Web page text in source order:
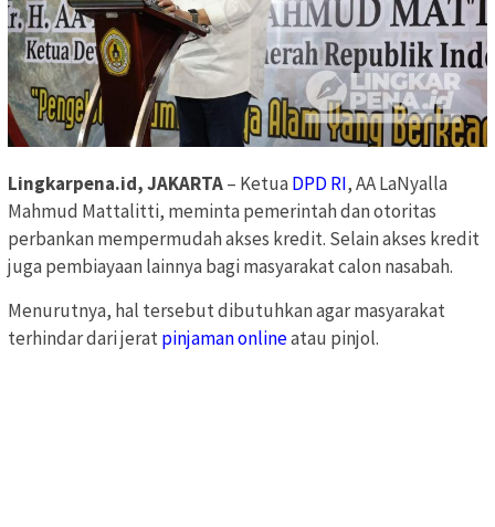
Lingkarpena.id, JAKARTA– KetuaDPD RI, AA LaNyalla
Mahmud Mattalitti, meminta pemerintah dan otoritas
perbankan mempermudah akses kredit. Selain akses kredit
juga pembiayaan lainnya bagi masyarakat calon nasabah.
Menurutnya, hal tersebut dibutuhkan agar masyarakat
terhindar dari jeratpinjaman onlineatau pinjol.